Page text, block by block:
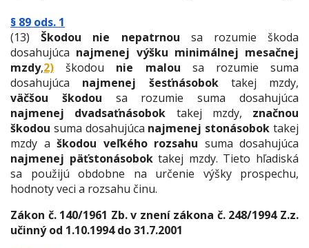
§ 89 ods. 1
(13)Škodou nie nepatrnou sa rozumie škoda
dosahujúca najmenej výšku minimálnej mesačnej
mzdy,2) škodou nie malou sa rozumie suma
dosahujúca najmenej šesťnásobok takej mzdy,
väčšou škodou sa rozumie suma dosahujúca
najmenej dvadsaťnásobok takej mzdy, značnou
škodou suma dosahujúca najmenej stonásoboktakej
mzdy a škodou veľkého rozsahu suma dosahujúca
najmenej päťstonásoboktakej mzdy. Tieto hľadiská
sa použijú obdobne na určenie výšky prospechu,
hodnoty veci a rozsahu činu.
Zákon č. 140/1961 Zb. v znení zákona č. 248/1994 Z.z.
učinný od 1.10.1994 do 31.7.2001